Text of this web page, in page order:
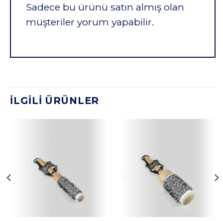
Sadece bu ürünü satın almış olan
müşteriler yorum yapabilir.
İLGILI ÜRÜNLER